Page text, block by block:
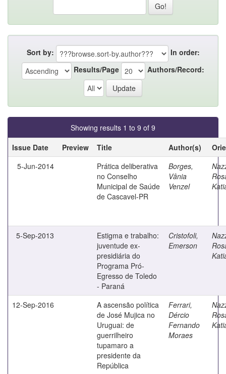
Sort by:
In order:
Results/Page
Authors/Record:
Showing results 1 to 9 of 9
Issue Date
Preview Title Author(s)
5-Jun-2014
Prática deliberativa
no Conselho
Municipal de Saúde
de Cascavel-PR
Borges,
Vânia
Venzel
5-Sep-2013
Estigma e trabalho:
juventude ex-
presidiária do
Programa Pró-
Egresso de Toledo
- Paraná
Cristofoli,
Emerson
12-Sep-2016
A ascensão política
de José Mujica no
Uruguai: de
guerrilheiro
tupamaro a
presidente da
República
Ferrari,
Dércio
Fernando
Moraes